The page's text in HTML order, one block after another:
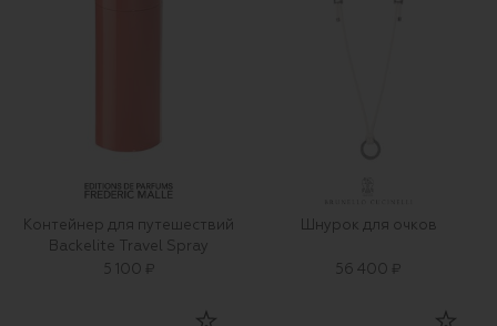
Контейнер для путешествий
Backelite Travel Spray
5 100 ₽
Шнурок для очков
56 400 ₽